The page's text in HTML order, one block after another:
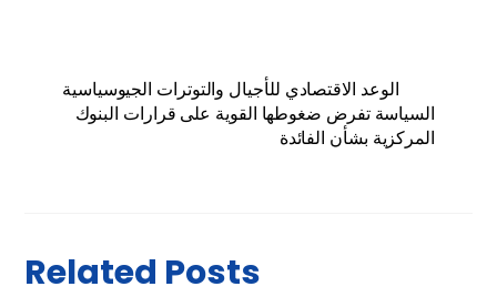
الوعد الاقتصادي للأجيال والتوترات الجيوسياسية
السياسة تفرض ضغوطها القوية على قرارات البنوك
المركزية بشأن الفائدة
Related Posts